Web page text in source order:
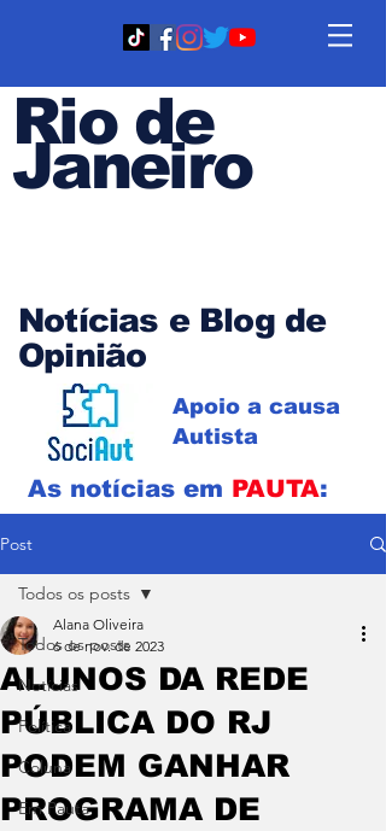
Rio de
Janeiro
Notícias e Blog de
Opinião
Apoio a causa
Autista
As notícias em PAUTA:
Post
Todos os posts
Notícias
Política
Coluna
Em Pauta
Todos os posts
ALUNOS DA REDE
PÚBLICA DO RJ
PODEM GANHAR
PROGRAMA DE
Alana Oliveira
6 de nov. de 2023